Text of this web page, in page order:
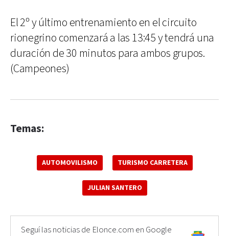
El 2º y último entrenamiento en el circuito
rionegrino comenzará a las 13:45 y tendrá una
duración de 30 minutos para ambos grupos.
(Campeones)
Temas:
AUTOMOVILISMO TURISMO CARRETERA
JULIAN SANTERO
Seguí las noticias de Elonce.com en Google